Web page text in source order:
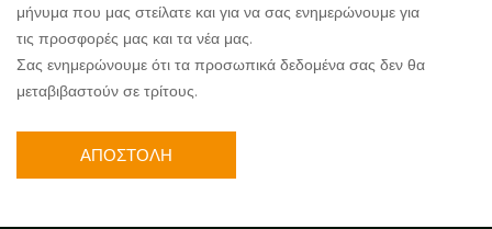
μήνυμα που μας στείλατε και για να σας ενημερώνουμε για
τις προσφορές μας και τα νέα μας.
Σας ενημερώνουμε ότι τα προσωπικά δεδομένα σας δεν θα
μεταβιβαστούν σε τρίτους.